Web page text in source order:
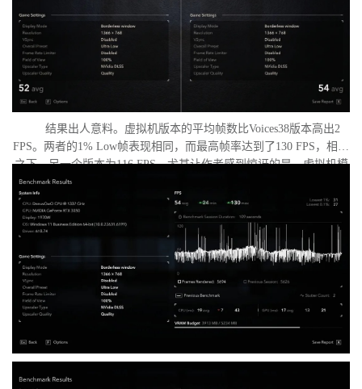
结果出人意料。虚拟机版本的平均帧数比Voices38版本高出2
FPS。两者的1% Low帧表现相同，而最高帧率达到了130 FPS，相比
之下，另一个版本为116 FPS。尤其让作者感到惊讶的是，虚拟机模
式下的优化竟如此之好。从理论上讲，额外的虚拟化层应该会给处
理器带来负担并降低性能，但实际上并没有发生这种情况。